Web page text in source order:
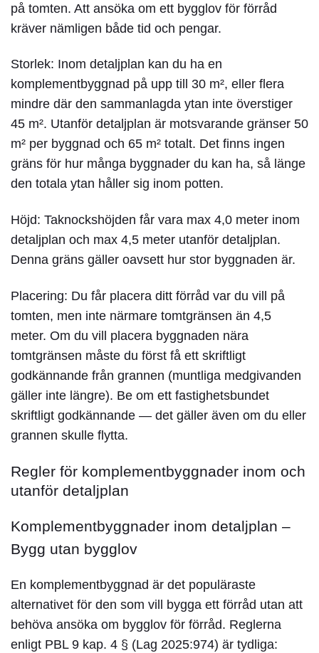
på tomten. Att ansöka om ett bygglov för förråd
kräver nämligen både tid och pengar.
Storlek: Inom detaljplan kan du ha en
komplementbyggnad på upp till 30 m², eller flera
mindre där den sammanlagda ytan inte överstiger
45 m². Utanför detaljplan är motsvarande gränser 50
m² per byggnad och 65 m² totalt. Det finns ingen
gräns för hur många byggnader du kan ha, så länge
den totala ytan håller sig inom potten.
Höjd: Taknockshöjden får vara max 4,0 meter inom
detaljplan och max 4,5 meter utanför detaljplan.
Denna gräns gäller oavsett hur stor byggnaden är.
Placering: Du får placera ditt förråd var du vill på
tomten, men inte närmare tomtgränsen än 4,5
meter. Om du vill placera byggnaden nära
tomtgränsen måste du först få ett skriftligt
godkännande från grannen (muntliga medgivanden
gäller inte längre). Be om ett fastighetsbundet
skriftligt godkännande — det gäller även om du eller
grannen skulle flytta.
Regler för komplementbyggnader inom och
utanför detaljplan
Komplementbyggnader inom detaljplan –
Bygg utan bygglov
En komplementbyggnad är det populäraste
alternativet för den som vill bygga ett förråd utan att
behöva ansöka om bygglov för förråd. Reglerna
enligt PBL 9 kap. 4 § (Lag 2025:974) är tydliga: